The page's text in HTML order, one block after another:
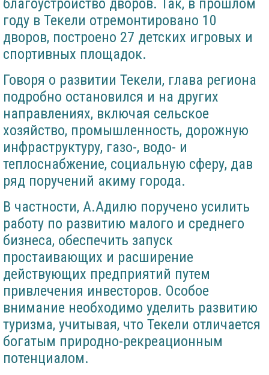
благоустройство дворов. Так, в прошлом
году в Текели отремонтировано 10
дворов, построено 27 детских игровых и
спортивных площадок.
Говоря о развитии Текели, глава региона
подробно остановился и на других
направлениях, включая сельское
хозяйство, промышленность, дорожную
инфраструктуру, газо-, водо- и
теплоснабжение, социальную сферу, дав
ряд поручений акиму города.
В частности, А.Адилю поручено усилить
работу по развитию малого и среднего
бизнеса, обеспечить запуск
простаивающих и расширение
действующих предприятий путем
привлечения инвесторов. Особое
внимание необходимо уделить развитию
туризма, учитывая, что Текели отличается
богатым природно-рекреационным
потенциалом.